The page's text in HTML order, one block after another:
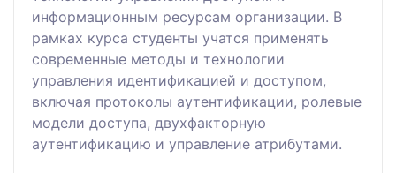
информационным ресурсам организации. В
рамках курса студенты учатся применять
современные методы и технологии
управления идентификацией и доступом,
включая протоколы аутентификации, ролевые
модели доступа, двухфакторную
аутентификацию и управление атрибутами.